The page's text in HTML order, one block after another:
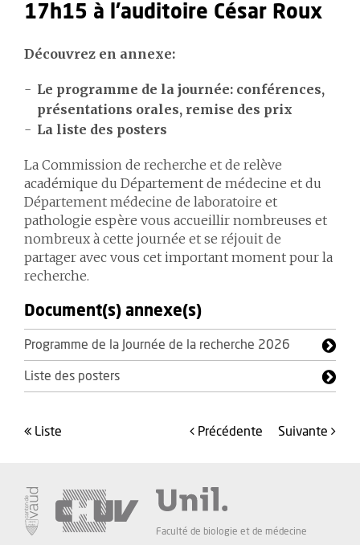
17h15 à l'auditoire César Roux
Découvrez en annexe:
Le programme de la journée: conférences,
présentations orales, remise des prix
La liste des posters
La Commission de recherche et de relève
académique du Département de médecine et du
Département médecine de laboratoire et
pathologie espère vous accueillir nombreuses et
nombreux à cette journée et se réjouit de
partager avec vous cet important moment pour la
recherche.
Document(s) annexe(s)
Programme de la Journée de la recherche 2026
Liste des posters
liste précédente suivante
Faculté de biologie et de médecine